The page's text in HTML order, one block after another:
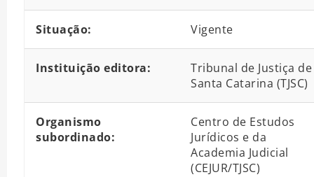
Situação: Vigente
Instituição editora:
Tribunal de Justiça de
Santa Catarina (TJSC)
Organismo
subordinado:
Centro de Estudos
Jurídicos e da
Academia Judicial
(CEJUR/TJSC)